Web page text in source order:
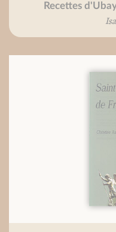
Recettes